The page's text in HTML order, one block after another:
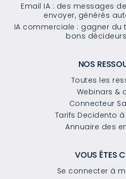
Email IA : des messages
envoyer, générés
IA commerciale : gagner
bons
NOS
Toutes les
Webinars &
Connecteur
Tarifs Decidento
Annuaire des
VOUS ÊTES
Se connecter à